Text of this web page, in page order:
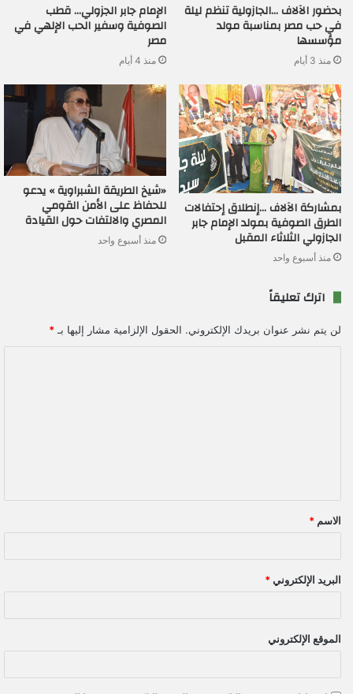
بحضور الآلاف …الجازولية تنظم ليلة
في حب مصر بمناسبة مولد
مؤسسها
منذ 3 أيام
الإمام جابر الجزولي… قطب
الصوفية وسفير الحب الإلهي في
مصر
منذ 4 أيام
بمشاركة الآلاف …إنطلاق إحتفالات
الطرق الصوفية بمولد الإمام جابر
الجازولي الثلاثاء المقبل
منذ أسبوع واحد
«شيخ الطريقة الشبراوية » يدعو
للحفاظ على الأمن القومي
المصري والالتفات حول القيادة
منذ أسبوع واحد
اترك تعليقاً
لن يتم نشر عنوان بريدك الإلكتروني. الحقول الإلزامية مشار إليها بـ *
ق
*
الاسم *
البريد الإلكتروني *
الموقع الإلكتروني